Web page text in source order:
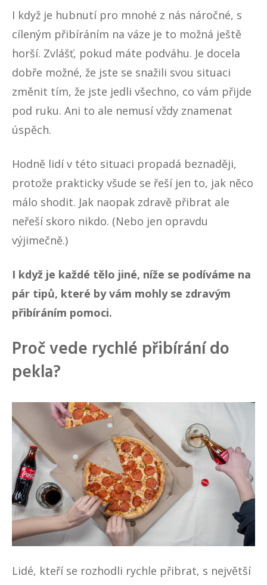
I když je hubnutí pro mnohé z nás náročné, s
cíleným přibíráním na váze je to možná ještě
horší. Zvlášť, pokud máte podváhu. Je docela
dobře možné, že jste se snažili svou situaci
změnit tím, že jste jedli všechno, co vám přijde
pod ruku. Ani to ale nemusí vždy znamenat
úspěch.
Hodně lidí v této situaci propadá beznaději,
protože prakticky všude se řeší jen to, jak něco
málo shodit. Jak naopak zdravě přibrat ale
neřeší skoro nikdo. (Nebo jen opravdu
výjimečně.)
I když je každé tělo jiné, níže se podíváme na
pár tipů, které by vám mohly se zdravým
přibíráním pomoci.
Proč vede rychlé přibírání do
pekla?
Lidé, kteří se rozhodli rychle přibrat, s největší